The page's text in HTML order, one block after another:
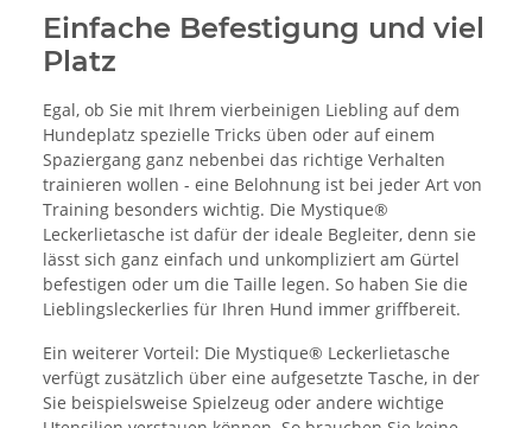
Einfache Befestigung und viel
Platz
Egal, ob Sie mit Ihrem vierbeinigen Liebling auf dem
Hundeplatz spezielle Tricks üben oder auf einem
Spaziergang ganz nebenbei das richtige Verhalten
trainieren wollen - eine Belohnung ist bei jeder Art von
Training besonders wichtig. Die Mystique®
Leckerlietasche ist dafür der ideale Begleiter, denn sie
lässt sich ganz einfach und unkompliziert am Gürtel
befestigen oder um die Taille legen. So haben Sie die
Lieblingsleckerlies für Ihren Hund immer griffbereit.
Ein weiterer Vorteil: Die Mystique® Leckerlietasche
verfügt zusätzlich über eine aufgesetzte Tasche, in der
Sie beispielsweise Spielzeug oder andere wichtige